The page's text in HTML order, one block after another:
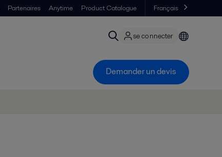
Partenaires Anytime Product Catalogue Français
se connecter
Demander un devis